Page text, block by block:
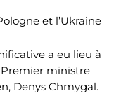
et l’Ukraine
a eu lieu à
Premier ministre
Denys Chmygal.